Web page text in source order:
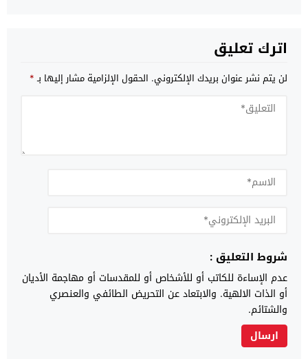
اترك تعليق
لن يتم نشر عنوان بريدك الإلكتروني. الحقول الإلزامية مشار إليها بـ*
شروط التعليق :
عدم الإساءة للكاتب أو للأشخاص أو للمقدسات أو مهاجمة الأديان
أو الذات الالهية. والابتعاد عن التحريض الطائفي والعنصري
والشتائم.